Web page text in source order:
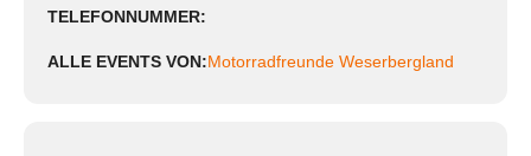
TELEFONNUMMER:
ALLE EVENTS VON:Motorradfreunde Weserbergland